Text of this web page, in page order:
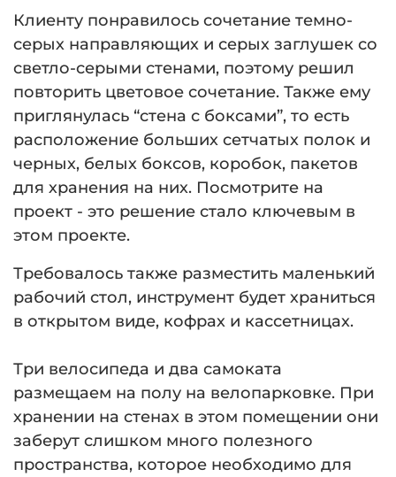
Клиенту понравилось сочетание темно-
серых направляющих и серых заглушек со
светло-серыми стенами, поэтому решил
повторить цветовое сочетание. Также ему
приглянулась “стена с боксами”, то есть
расположение больших сетчатых полок и
черных, белых боксов, коробок, пакетов
для хранения на них. Посмотрите на
проект - это решение стало ключевым в
этом проекте.
Требовалось также разместить маленький
рабочий стол, инструмент будет храниться
в открытом виде, кофрах и кассетницах.
Три велосипеда и два самоката
размещаем на полу на велопарковке. При
хранении на стенах в этом помещении они
заберут слишком много полезного
пространства, которое необходимо для